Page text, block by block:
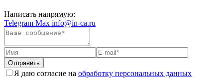
Написать напрямую:
Telegram Max info@in-ca.ru
Отправить
Я даю согласие на обработку персональных данных